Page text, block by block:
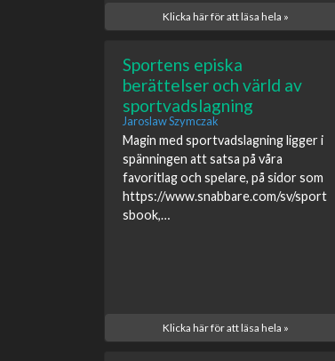
Klicka här för att läsa hela »
Sportens episka
berättelser och värld av
sportvadslagning
Jaroslaw Szymczak
Magin med sportvadslagning ligger i
spänningen att satsa på våra
favoritlag och spelare, på sidor som
https://www.snabbare.com/sv/sport
sbook,…
Klicka här för att läsa hela »